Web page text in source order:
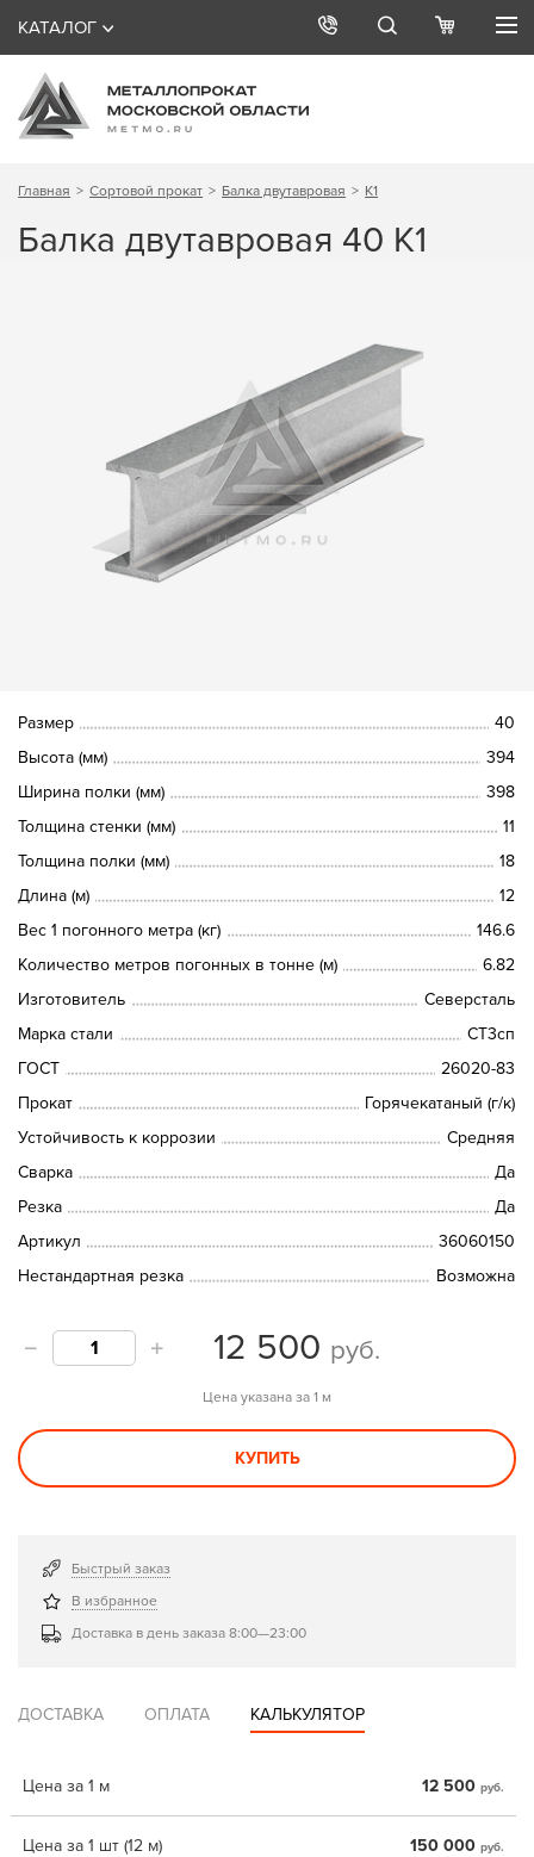
КАТАЛОГ
Главная Сортовой прокат Балка двутавровая К1
Балка двутавровая 40 К1
Размер
40
Высота (мм)
394
Ширина полки (мм)
398
Толщина стенки (мм)
11
Толщина полки (мм)
18
Длина (м)
12
Вес 1 погонного метра (кг)
146.6
Количество метров погонных в тонне (м)
6.82
Изготовитель
Северсталь
Марка стали
СТ3сп
ГОСТ
26020-83
Прокат
Горячекатаный (г/к)
Устойчивость к коррозии
Средняя
Сварка
Да
Резка
Да
Артикул
36060150
Нестандартная резка
Возможна
12 500 руб.
Цена указана за 1 м
КУПИТЬ
Быстрый заказ
В избранное
Доставка в день заказа 8:00—23:00
ДОСТАВКА ОПЛАТА КАЛЬКУЛЯТОР
Цена за 1 м 12 500 руб.
Цена за 1 шт (12 м) 150 000 руб.